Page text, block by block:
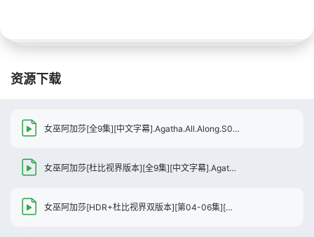
资源下载
女巫阿加莎[全9集][中文字幕].Agatha.All.Along.S01.2160p.DSNP.WEB-DL.DDP.5.1.Atmos.HDR10.H.265-BlackTV
女巫阿加莎[杜比视界版本][全9集][中文字幕].Agatha.All.Along.S01.2160p.DSNP.WEB-DL.DDP.5.1.Atmos.DV.H.265-BlackTV
女巫阿加莎[HDR+杜比视界双版本][第04-06集][简繁英字幕].2024.2160p.DSNP.WEB-DL.DDP5.1.Atmos.H265.HDR.DV-ZeroTV